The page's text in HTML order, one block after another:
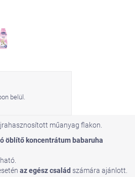
belül.
műanyag flakon.
öblítő koncentrátum babaruha
az egész család számára ajánlott.